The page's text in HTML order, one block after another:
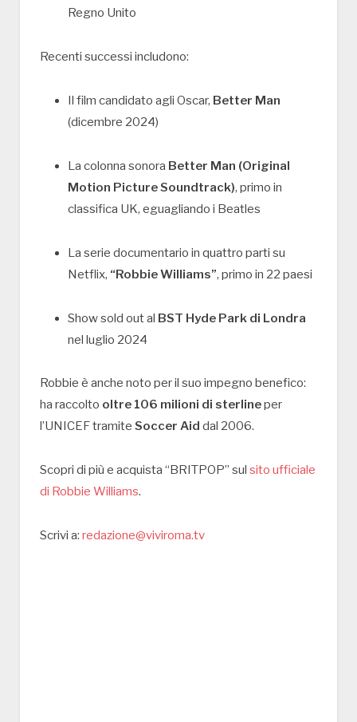
Regno Unito
Recenti successi includono:
Il film candidato agli Oscar, Better Man
(dicembre 2024)
La colonna sonora Better Man (Original
Motion Picture Soundtrack), primo in
classifica UK, eguagliando i Beatles
La serie documentario in quattro parti su
Netflix, “Robbie Williams”, primo in 22 paesi
Show sold out al BST Hyde Park di Londra
nel luglio 2024
Robbie è anche noto per il suo impegno benefico:
ha raccolto oltre 106 milioni di sterlineper
l’UNICEF tramite Soccer Aid dal 2006.
Scopri di più e acquista “BRITPOP” sul sito ufficiale
di Robbie Williams.
Scrivi a: redazione@viviroma.tv